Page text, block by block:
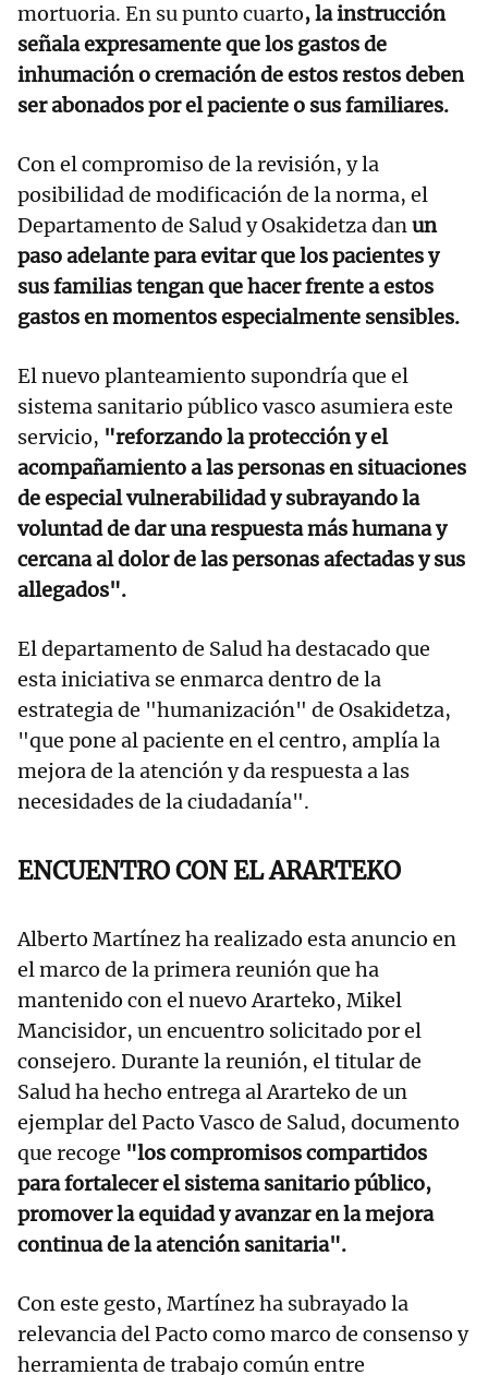
mortuoria. En su punto cuarto, la instrucción
señala expresamente que los gastos de
inhumación o cremación de estos restos deben
ser abonados por el paciente o sus familiares.
Con el compromiso de la revisión, y la
posibilidad de modificación de la norma, el
Departamento de Salud y Osakidetza danun
paso adelante para evitar que los pacientes y
sus familias tengan que hacer frente a estos
gastos en momentos especialmente sensibles.
El nuevo planteamiento supondría que el
sistema sanitario público vasco asumiera este
servicio, "reforzando la protección y el
acompañamiento a las personas en situaciones
de especial vulnerabilidad y subrayando la
voluntad de dar una respuesta más humana y
cercana al dolor de las personas afectadas y sus
allegados".
El departamento de Salud ha destacado que
esta iniciativa se enmarca dentro de la
estrategia de "humanización" de Osakidetza,
"que pone al paciente en el centro, amplía la
mejora de la atención y da respuesta a las
necesidades de la ciudadanía".
ENCUENTRO CON EL ARARTEKO
Alberto Martínez ha realizado esta anuncio en
el marco de la primera reunión que ha
mantenido con el nuevo Ararteko, Mikel
Mancisidor, un encuentro solicitado por el
consejero. Durante la reunión, el titular de
Salud ha hecho entrega al Ararteko de un
ejemplar del Pacto Vasco de Salud, documento
que recoge "los compromisos compartidos
para fortalecer el sistema sanitario público,
promover la equidad y avanzar en la mejora
continua de la atención sanitaria".
Con este gesto, Martínez ha subrayado la
relevancia del Pacto como marco de consenso y
herramienta de trabajo común entre